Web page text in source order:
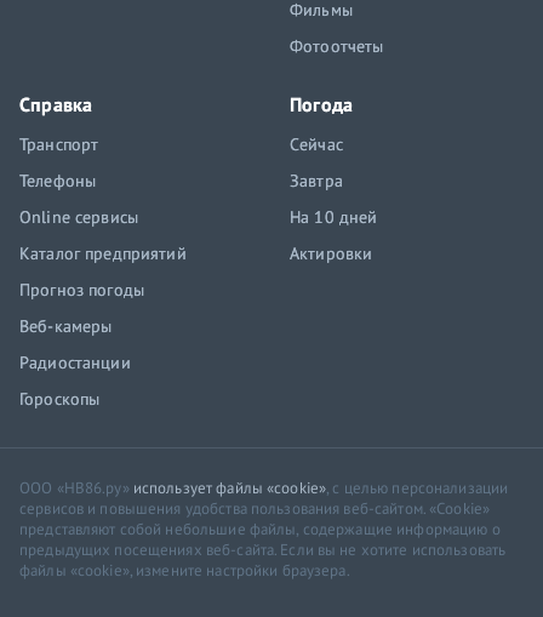
Фильмы
Фотоотчеты
Справка
Транспорт
Телефоны
Online сервисы
Каталог предприятий
Прогноз погоды
Веб-камеры
Радиостанции
Гороскопы
Погода
Сейчас
Завтра
На 10 дней
Актировки
ООО «НВ86.ру» использует файлы «cookie», с целью персонализации
сервисов и повышения удобства пользования веб-сайтом. «Cookie»
представляют собой небольшие файлы, содержащие информацию о
предыдущих посещениях веб-сайта. Если вы не хотите использовать
файлы «cookie», измените настройки браузера.